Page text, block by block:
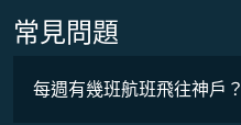
常見問題
每週有幾班航班飛往神戶？